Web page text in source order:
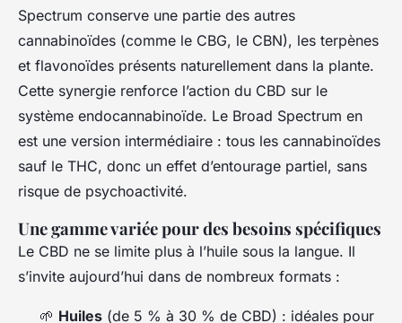
Spectrum conserve une partie des autres
cannabinoïdes (comme le CBG, le CBN), les terpènes
et flavonoïdes présents naturellement dans la plante.
Cette synergie renforce l’action du CBD sur le
système endocannabinoïde. Le Broad Spectrum en
est une version intermédiaire : tous les cannabinoïdes
sauf le THC, donc un effet d’entourage partiel, sans
risque de psychoactivité.
Une gamme variée pour des besoins spécifiques
Le CBD ne se limite plus à l’huile sous la langue. Il
s’invite aujourd’hui dans de nombreux formats :
🌱 Huiles (de 5 % à 30 % de CBD) : idéales pour